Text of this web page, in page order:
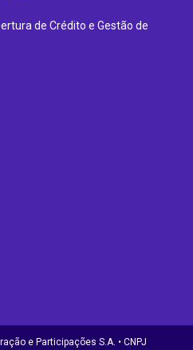
de Crédito e Gestão de
e Participações S.A. • CNPJ